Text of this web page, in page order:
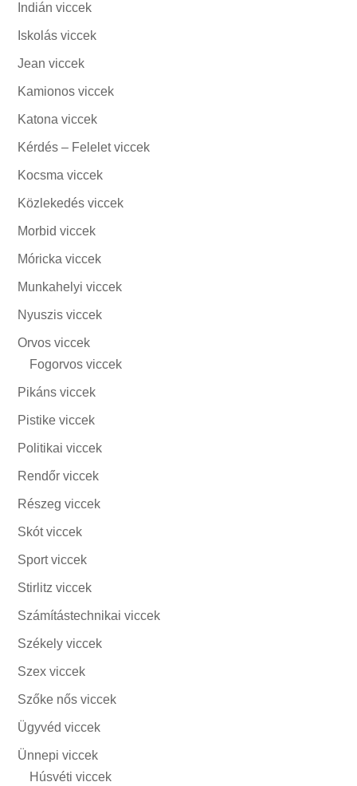
Indián viccek
Iskolás viccek
Jean viccek
Kamionos viccek
Katona viccek
Kérdés – Felelet viccek
Kocsma viccek
Közlekedés viccek
Morbid viccek
Móricka viccek
Munkahelyi viccek
Nyuszis viccek
Orvos viccek
Fogorvos viccek
Pikáns viccek
Pistike viccek
Politikai viccek
Rendőr viccek
Részeg viccek
Skót viccek
Sport viccek
Stirlitz viccek
Számítástechnikai viccek
Székely viccek
Szex viccek
Szőke nős viccek
Ügyvéd viccek
Ünnepi viccek
Húsvéti viccek